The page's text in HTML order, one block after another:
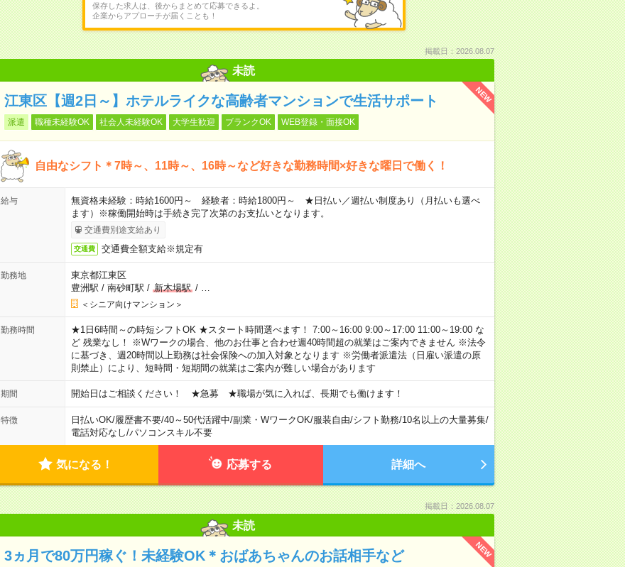
保存した求人は、後からまとめて応募できるよ。
企業からアプローチが届くことも！
掲載日：2026.08.07
未読
NEW
江東区【週2日～】ホテルライクな高齢者マンションで生活サポート
派遣 職種未経験OK 社会人未経験OK 大学生歓迎 ブランクOK WEB登録・面接OK
自由なシフト＊7時～、11時～、16時～など好きな勤務時間×好きな曜日で働く！
給与
無資格未経験：時給1600円～ 経験者：時給1800円～ ★日払い／週払い制度あり（月払いも選べ
ます）※稼働開始時は手続き完了次第のお支払いとなります。
交通費別途支給あり
交通費 交通費全額支給※規定有
勤務地
東京都江東区
豊洲駅 / 南砂町駅 / 新木場駅/
＜シニア向けマンション＞
勤務時間
★1日6時間～の時短シフトOK ★スタート時間選べます！ 7:00～16:00 9:00～17:00 11:00～19:00 な
ど 残業なし！ ※Wワークの場合、他のお仕事と合わせ週40時間超の就業はご案内できません ※法令
に基づき、週20時間以上勤務は社会保険への加入対象となります ※労働者派遣法（日雇い派遣の原
則禁止）により、短時間・短期間の就業はご案内が難しい場合があります
期間 開始日はご相談ください！ ★急募 ★職場が気に入れば、長期でも働けます！
特徴 日払いOK/履歴書不要/40～50代活躍中/副業・WワークOK/服装自由/シフト勤務/10名以上の大量募集/
電話対応なし/パソコンスキル不要
気になる！ 応募する 詳細へ
掲載日：2026.08.07
未読
NEW
3ヵ月で80万円稼ぐ！未経験OK＊おばあちゃんのお話相手など